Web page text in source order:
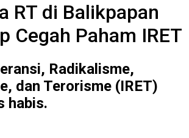
RT di Balikpapan
Cegah Paham IRET
Radikalisme,
dan Terorisme (IRET)
habis.